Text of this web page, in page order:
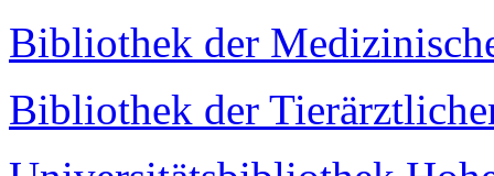
Bibliothek der
Bibliothek der